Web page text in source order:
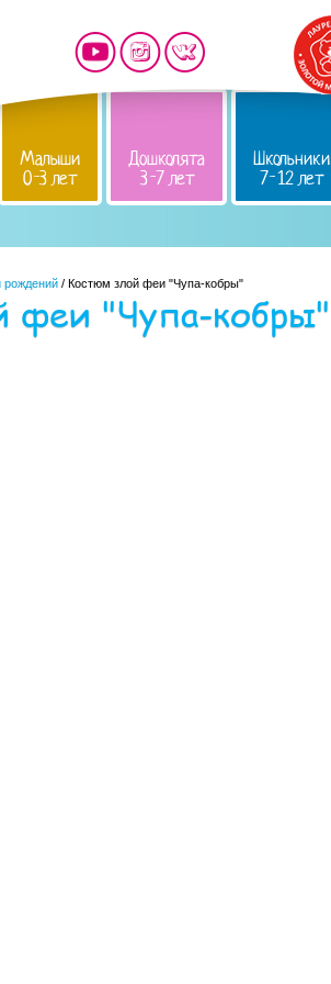
Малыши
0-3 лет
Дошколята
3-7 лет
Школьники
7-12 лет
рождений / Костюм злой феи "Чупа-кобры"
феи "Чупа-кобры"